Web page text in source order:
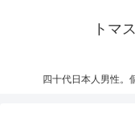
トマ
四十代日本人男性。